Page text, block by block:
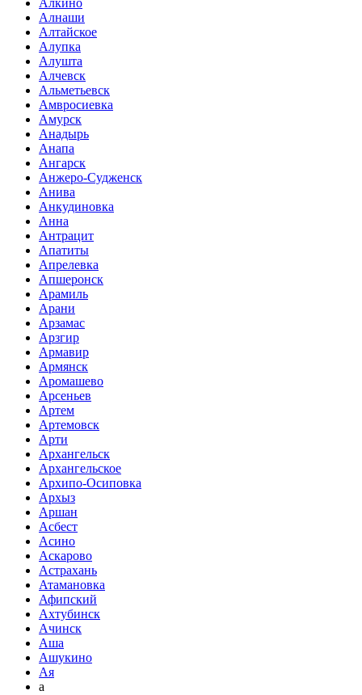
Алкино
Алнаши
Алтайское
Алупка
Алушта
Алчевск
Альметьевск
Амвросиевка
Амурск
Анадырь
Анапа
Ангарск
Анжеро-Судженск
Анива
Анкудиновка
Анна
Антрацит
Апатиты
Апрелевка
Апшеронск
Арамиль
Арани
Арзамас
Арзгир
Армавир
Армянск
Аромашево
Арсеньев
Артем
Артемовск
Арти
Архангельск
Архангельское
Архипо-Осиповка
Архыз
Аршан
Асбест
Асино
Аскарово
Астрахань
Атамановка
Афипский
Ахтубинск
Ачинск
Аша
Ашукино
Ая
а